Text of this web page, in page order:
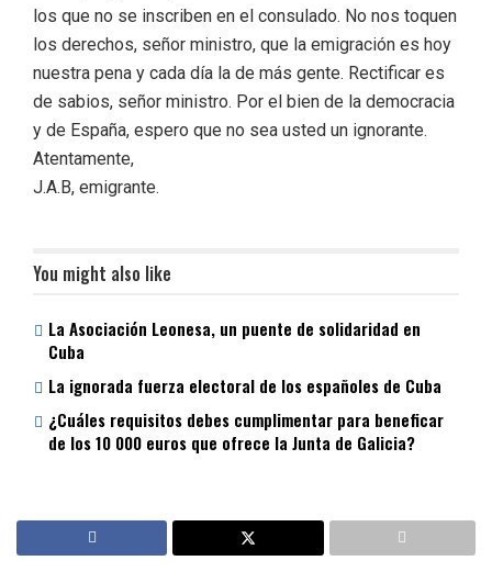
los que no se inscriben en el consulado. No nos toquen
los derechos, señor ministro, que la emigración es hoy
nuestra pena y cada día la de más gente. Rectificar es
de sabios, señor ministro. Por el bien de la democracia
y de España, espero que no sea usted un ignorante.
Atentamente,
J.A.B, emigrante.
You might also like
La Asociación Leonesa, un puente de solidaridad en
Cuba
La ignorada fuerza electoral de los españoles de Cuba
¿Cuáles requisitos debes cumplimentar para beneficar
de los 10 000 euros que ofrece la Junta de Galicia?